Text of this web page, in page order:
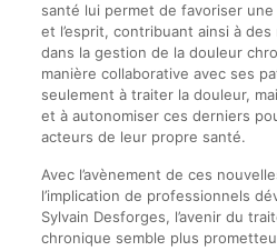
santé lui permet de favoriser
et l’esprit, contribuant ainsi à
dans la gestion de la douleur
manière collaborative avec ses
seulement à traiter la douleur,
et à autonomiser ces derniers
acteurs de leur propre santé.
Avec l’avènement de ces
l’implication de professionnels
Sylvain Desforges, l’avenir du
chronique semble plus